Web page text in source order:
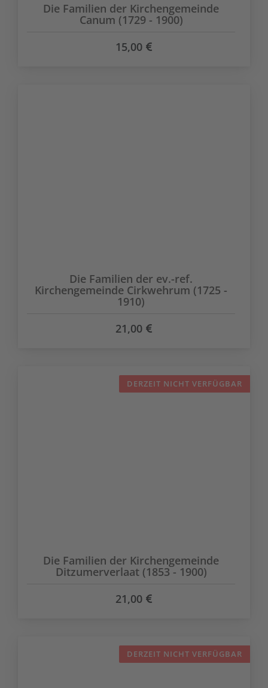
Die Familien der Kirchengemeinde
Canum (1729 - 1900)
15,00
Die Familien der ev.-ref.
Kirchengemeinde Cirkwehrum (1725 -
1910)
21,00
DERZEIT NICHT VERFÜGBAR
Die Familien der Kirchengemeinde
Ditzumerverlaat (1853 - 1900)
21,00
DERZEIT NICHT VERFÜGBAR